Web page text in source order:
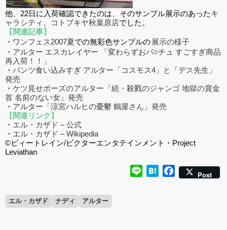
他、22日に入荷確認できたのは、そのサンプル展示のあったキ
ャラシティ
コトブキヤ秋葉原店でした。
【関連記事】
・ ワンフェス2007夏での無彩色サンプルの 展示の様子
・ アルター エスカレイヤー 「変わらずおパ○チュ すごすぎ商品
再入荷！！」
・ パンツ食い込みすぎ アルター「コスモス4」と「デス先生」
発売
・ ケツ見せポーズのアルター「続・殺戮のジャンゴ 地獄の賞金
首 名前のない女」発売
・ アルター「涼宮ハルヒの憂鬱 鶴屋さん」発売
【関連リンク】
・ エル・カザド – 公式
・ エル・カザド – Wikipedia
©ビィートレイン/ビクターエンタテインメント・Project
Leviathan
Line HatenaFacebook
Post
エル・カザド ナディ アルター